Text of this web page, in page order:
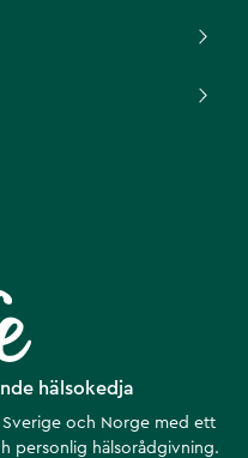
hälsokedja
Sverige och Norge med ett
personlig hälsorådgivning.